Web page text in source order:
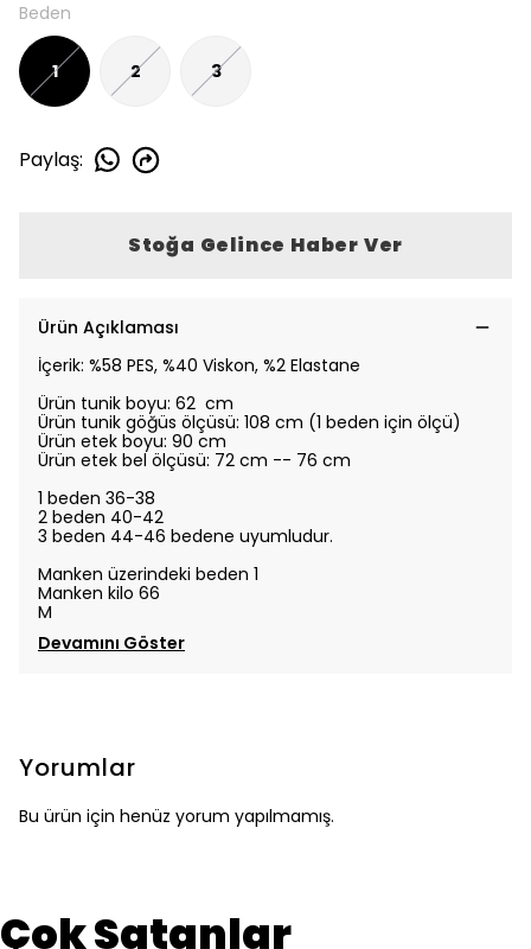
Beden
1 2 3
Paylaş:
Stoğa Gelince Haber Ver
Ürün Açıklaması
İçerik: %58 PES, %40 Viskon, %2 Elastane
Ürün tunik boyu: 62 cm
Ürün tunik göğüs ölçüsü: 108 cm (1 beden için ölçü)
Ürün etek boyu: 90 cm
Ürün etek bel ölçüsü: 72 cm -- 76 cm
1 beden 36-38
2 beden 40-42
3 beden 44-46 bedene uyumludur.
Manken üzerindeki beden 1
Manken kilo 66
M
Devamını Göster
Yorumlar
Bu ürün için henüz yorum yapılmamış.
Çok Satanlar